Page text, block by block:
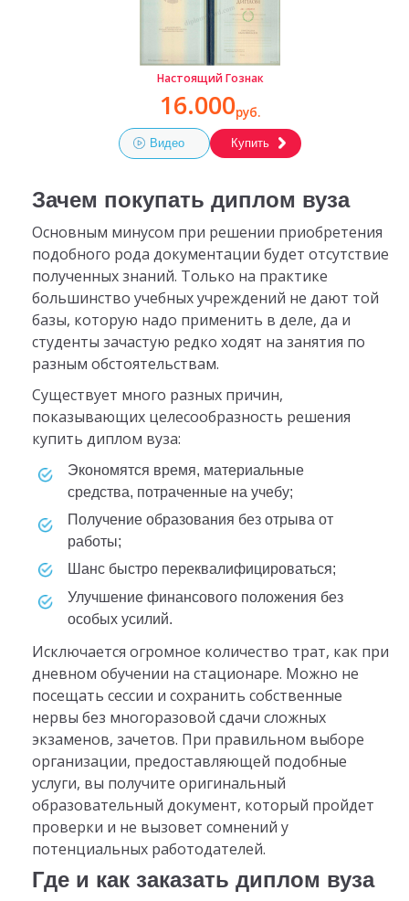
Настоящий Гознак
16.000руб.
Видео Купить
Зачем покупать диплом вуза
Основным минусом при решении приобретения
подобного рода документации будет отсутствие
полученных знаний. Только на практике
большинство учебных учреждений не дают той
базы, которую надо применить в деле, да и
студенты зачастую редко ходят на занятия по
разным обстоятельствам.
Существует много разных причин,
показывающих целесообразность решения
купить диплом вуза:
экономятся время, материальные
средства, потраченные на учебу;
получение образования без отрыва от
работы;
шанс быстро переквалифицироваться;
улучшение финансового положения без
особых усилий.
Исключается огромное количество трат, как при
дневном обучении на стационаре. Можно не
посещать сессии и сохранить собственные
нервы без многоразовой сдачи сложных
экзаменов, зачетов. При правильном выборе
организации, предоставляющей подобные
услуги, вы получите оригинальный
образовательный документ, который пройдет
проверки и не вызовет сомнений у
потенциальных работодателей.
Где и как заказать диплом вуза